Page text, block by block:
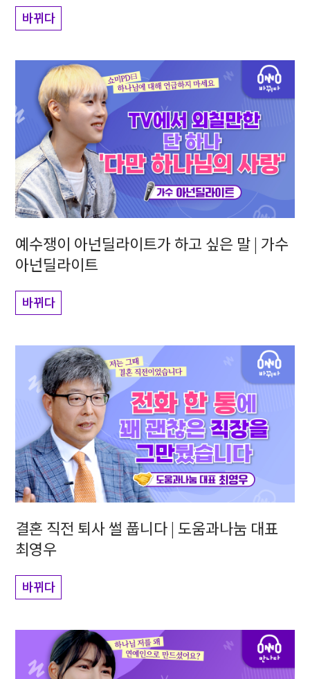
바뀌다
예수쟁이 아넌딜라이트가 하고 싶은 말 | 가수
아넌딜라이트
바뀌다
결혼 직전 퇴사 썰 풉니다 | 도움과나눔 대표
최영우
바뀌다